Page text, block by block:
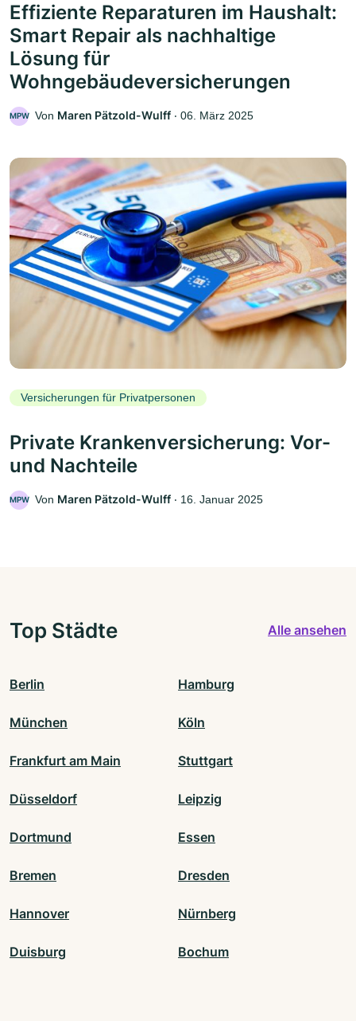
Effiziente Reparaturen im Haushalt:
Smart Repair als nachhaltige
Lösung für
Wohngebäudeversicherungen
MPW Von Maren Pätzold-Wulff ‧ 06. März 2025
Versicherungen für Privatpersonen
Private Krankenversicherung: Vor-
und Nachteile
MPW Von Maren Pätzold-Wulff ‧ 16. Januar 2025
Top Städte Alle ansehen
Berlin Hamburg
München Köln
Frankfurt am Main Stuttgart
Düsseldorf Leipzig
Dortmund Essen
Bremen Dresden
Hannover Nürnberg
Duisburg Bochum